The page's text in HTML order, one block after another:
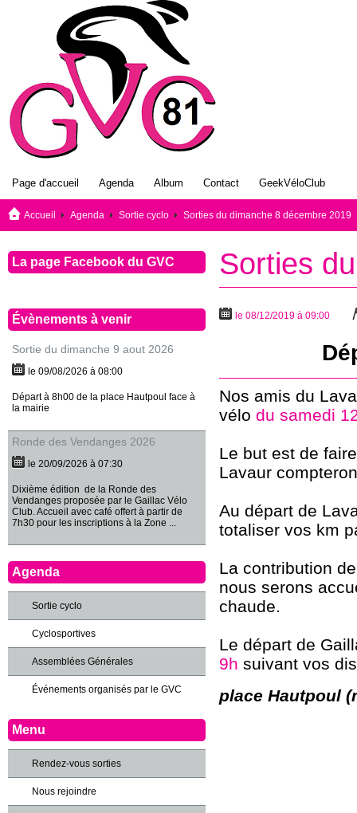
Page d'accueil Agenda Album Contact GeekVéloClub
Accueil Agenda Sortie cyclo Sorties du dimanche 8 décembre 2019
Sorties
le 08/12/2019 à 09:00
Nos amis du
vélo du samedi
Le but est de
Lavaur
Au départ de
totaliser vos km
La contribution
nous serons
chaude.
Le départ de
9h suivant vos
place Hautpoul
La page Facebook du GVC
Évènements à venir
Sortie du dimanche 9 aout 2026
le 09/08/2026 à 08:00
Départ à 8h00 de la place Hautpoul face à
la mairie
Ronde des Vendanges 2026
le 20/09/2026 à 07:30
Dixième édition de la Ronde des
Vendanges proposée par le Gaillac Vélo
Club. Accueil avec café offert à partir de
7h30 pour les inscriptions à la Zone ...
Agenda
Sortie cyclo
Cyclosportives
Assemblées Générales
Événements organisés par le GVC
Menu
Rendez-vous sorties
Nous rejoindre